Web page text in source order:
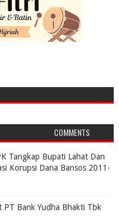
COMMENTS
Tangkap Bupati Lahat Dan
Korupsi Dana Bansos 2011-
Bank Yudha Bhakti Tbk